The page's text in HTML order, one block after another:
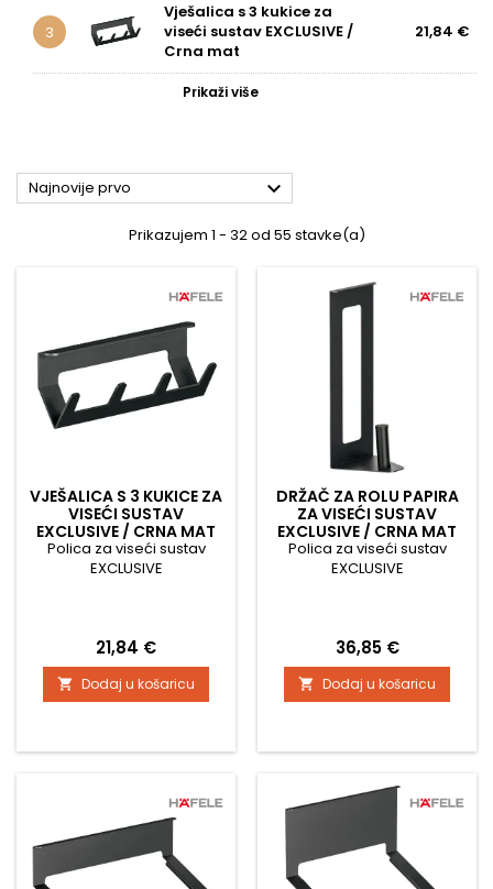
3
Vješalica s 3 kukice za
viseći sustav EXCLUSIVE /
Crna mat
21,84 €
Prikaži više
Najnovije prvo 
Prikazujem 1 - 32 od 55 stavke(a)
VJEŠALICA S 3 KUKICE ZA
VISEĆI SUSTAV
EXCLUSIVE / CRNA MAT
Polica za viseći sustav
EXCLUSIVE
Cijena
21,84 €
 Dodaj u košaricu
DRŽAČ ZA ROLU PAPIRA
ZA VISEĆI SUSTAV
EXCLUSIVE / CRNA MAT
Polica za viseći sustav
EXCLUSIVE
Cijena
36,85 €
 Dodaj u košaricu